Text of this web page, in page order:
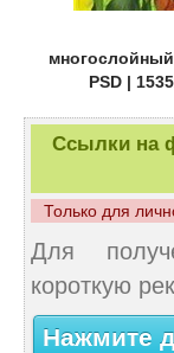
PSD |
Ссылки на
Только для
Для
короткую
Нажмите